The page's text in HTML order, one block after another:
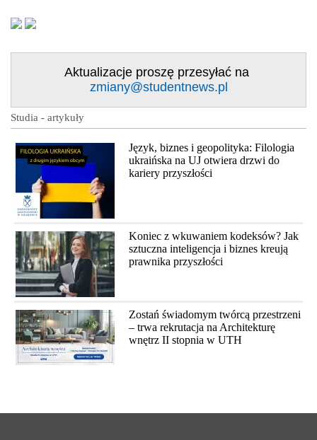
Aktualizacje proszę przesyłać na
zmiany@studentnews.pl
Studia - artykuły
Język, biznes i geopolityka: Filologia
ukraińska na UJ otwiera drzwi do
kariery przyszłości
Koniec z wkuwaniem kodeksów? Jak
sztuczna inteligencja i biznes kreują
prawnika przyszłości
Zostań świadomym twórcą przestrzeni
– trwa rekrutacja na Architekturę
wnętrz II stopnia w UTH